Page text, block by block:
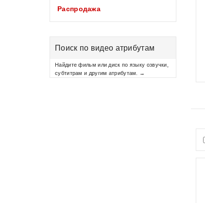
Распродажа
Поиск по видео атрибутам
Найдите фильм или диск по языку озвучки,
субтитрам и другим атрибутам. →